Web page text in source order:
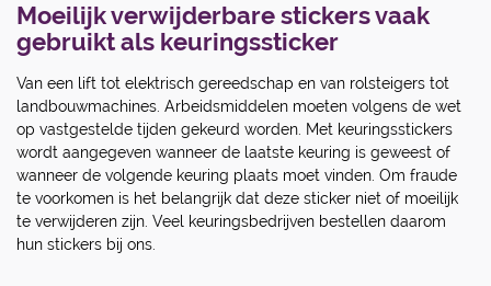
Moeilijk verwijderbare stickers vaak
gebruikt als keuringssticker
Van een lift tot elektrisch gereedschap en van rolsteigers tot
landbouwmachines. Arbeidsmiddelen moeten volgens de wet
op vastgestelde tijden gekeurd worden. Met keuringsstickers
wordt aangegeven wanneer de laatste keuring is geweest of
wanneer de volgende keuring plaats moet vinden. Om fraude
te voorkomen is het belangrijk dat deze sticker niet of moeilijk
te verwijderen zijn. Veel keuringsbedrijven bestellen daarom
hun stickers bij ons.